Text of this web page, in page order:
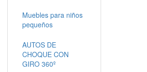
Muebles para niños
pequeños
AUTOS DE
CHOQUE CON
GIRO 360º